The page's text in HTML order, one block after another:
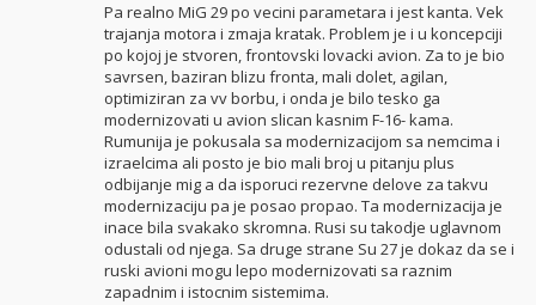
Pa realno MiG 29 po vecini parametara i jest kanta. Vek
trajanja motora i zmaja kratak. Problem je i u koncepciji
po kojoj je stvoren, frontovski lovacki avion. Za to je bio
savrsen, baziran blizu fronta, mali dolet, agilan,
optimiziran za vv borbu, i onda je bilo tesko ga
modernizovati u avion slican kasnim F-16- kama.
Rumunija je pokusala sa modernizacijom sa nemcima i
izraelcima ali posto je bio mali broj u pitanju plus
odbijanje mig a da isporuci rezervne delove za takvu
modernizaciju pa je posao propao. Ta modernizacija je
inace bila svakako skromna. Rusi su takodje uglavnom
odustali od njega. Sa druge strane Su 27 je dokaz da se i
ruski avioni mogu lepo modernizovati sa raznim
zapadnim i istocnim sistemima.